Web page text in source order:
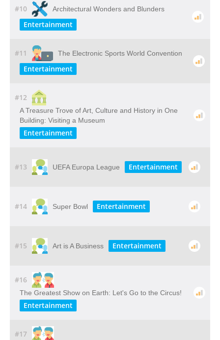
#10 Architectural Wonders and Blunders
Entertainment
#11 The Electronic Sports World Convention
Entertainment
#12
A​ ​Treasure​ ​Trove​ ​of​ ​Art,​ ​Culture​ ​and​ ​History​ ​in​ ​One​ ​
Building: Visiting​ ​a​ ​Museum
Entertainment
#13 UEFA Europa League Entertainment
#14 Super Bowl Entertainment
#15 Art is A Business Entertainment
#16
The Greatest Show on Earth: Let's Go to the Circus!
Entertainment
#17